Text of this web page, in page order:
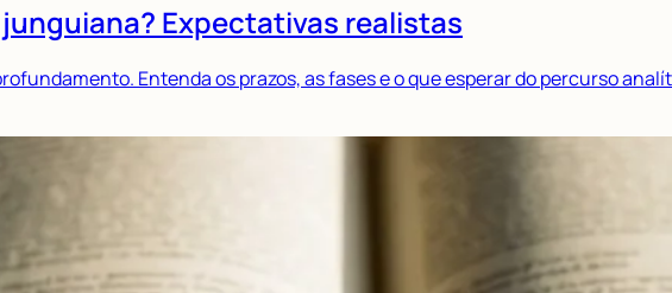
Expectativas realistas
Entenda os prazos, as fases e o que esperar do percurso